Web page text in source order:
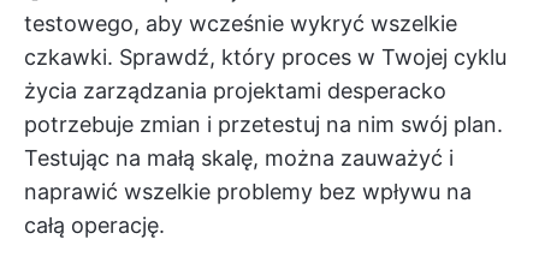
testowego, aby wcześnie wykryć wszelkie
czkawki. Sprawdź, który proces w Twojej cyklu
życia zarządzania projektami desperacko
potrzebuje zmian i przetestuj na nim swój plan.
Testując na małą skalę, można zauważyć i
naprawić wszelkie problemy bez wpływu na
całą operację.